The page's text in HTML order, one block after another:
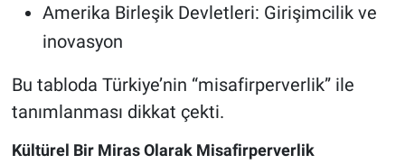
Amerika Birleşik Devletleri: Girişimcilik ve
inovasyon
Bu tabloda Türkiye’nin “misafirperverlik” ile
tanımlanması dikkat çekti.
Kültürel Bir Miras Olarak Misafirperverlik